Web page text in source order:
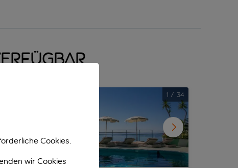
mit anschließendem Sundowner, du
sich an den steil zum Meer hin
der kunstvoll bemalten Kathedrale und der
der italienischen Aristokratie einen
1 / 34
Cookies.
wir Cookies